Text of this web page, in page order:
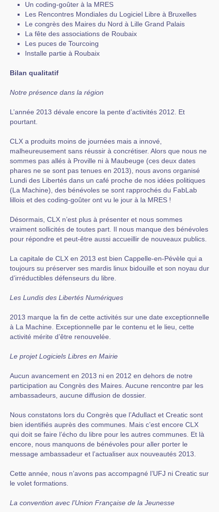
Un coding-goûter à la MRES
Les Rencontres Mondiales du Logiciel Libre à Bruxelles
Le congrès des Maires du Nord à Lille Grand Palais
La fête des associations de Roubaix
Les puces de Tourcoing
Installe partie à Roubaix
Bilan qualitatif
Notre présence dans la région
L’année 2013 dévale encore la pente d’activités 2012. Et
pourtant.
CLX a produits moins de journées mais a innové,
malheureusement sans réussir à concrétiser. Alors que nous ne
sommes pas allés à Proville ni à Maubeuge (ces deux dates
phares ne se sont pas tenues en 2013), nous avons organisé
Lundi des Libertés dans un café proche de nos idées politiques
(La Machine), des bénévoles se sont rapprochés du FabLab
lillois et des coding-goûter ont vu le jour à la MRES !
Désormais, CLX n’est plus à présenter et nous sommes
vraiment sollicités de toutes part. Il nous manque des bénévoles
pour répondre et peut-être aussi accueillir de nouveaux publics.
La capitale de CLX en 2013 est bien Cappelle-en-Pévèle qui a
toujours su préserver ses mardis linux bidouille et son noyau dur
d’irréductibles défenseurs du libre.
Les Lundis des Libertés Numériques
2013 marque la fin de cette activités sur une date exceptionnelle
à La Machine. Exceptionnelle par le contenu et le lieu, cette
activité mérite d’être renouvelée.
Le projet Logiciels Libres en Mairie
Aucun avancement en 2013 ni en 2012 en dehors de notre
participation au Congrès des Maires. Aucune rencontre par les
ambassadeurs, aucune diffusion de dossier.
Nous constatons lors du Congrès que l’Adullact et Creatic sont
bien identifiés auprès des communes. Mais c’est encore CLX
qui doit se faire l’écho du libre pour les autres communes. Et là
encore, nous manquons de bénévoles pour aller porter le
message ambassadeur et l’actualiser aux nouveautés 2013.
Cette année, nous n’avons pas accompagné l’UFJ ni Creatic sur
le volet formations.
La convention avec l’Union Française de la Jeunesse